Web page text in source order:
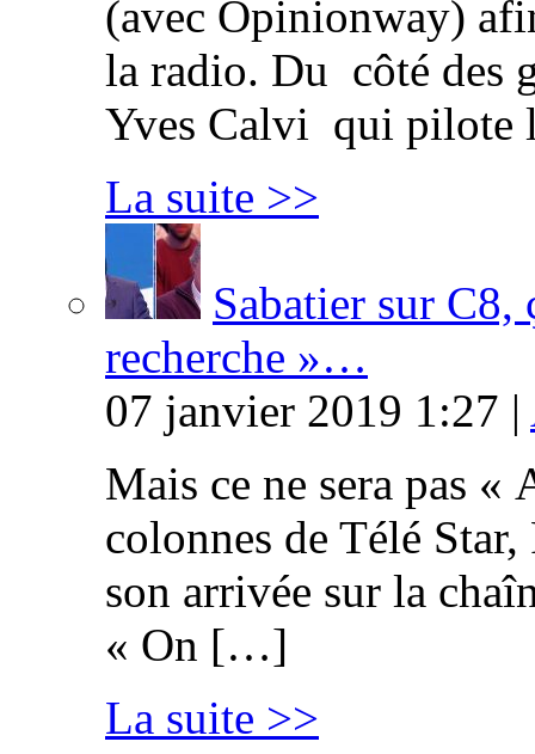
(avec Opinionway)
la radio. Du côté des
Yves Calvi qui
La suite >>
Sabatier sur C8,
recherche »…
07 janvier 2019 1:27 |
Mais ce ne sera pas «
colonnes de Télé
son arrivée sur la
« On […]
La suite >>